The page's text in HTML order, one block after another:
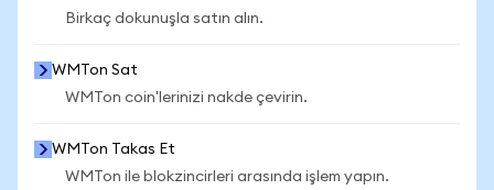
Birkaç dokunuşla satın alın.
WMTon Sat
WMTon coin'lerinizi nakde çevirin.
WMTon Takas Et
WMTon ile blokzincirleri arasında işlem yapın.